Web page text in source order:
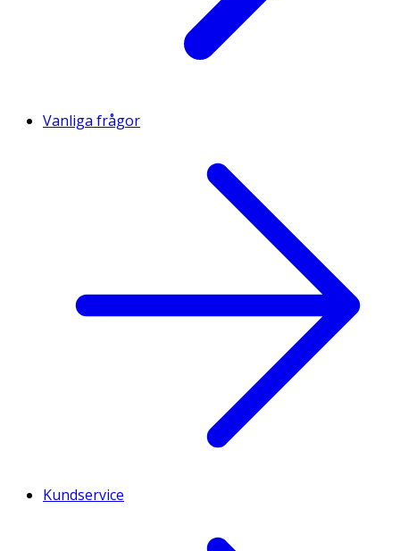
Vanliga frågor
Kundservice